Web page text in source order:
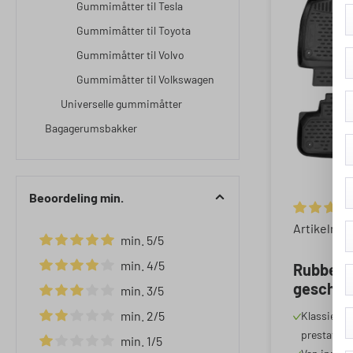
Gummimåtter til Tesla
Gummimåtter til Toyota
Gummimåtter til Volvo
Gummimåtter til Volkswagen
Universelle gummimåtter
Bagagerumsbakker
Beoordeling min.
Filter toevoegen: Minimale waardering van 5 van de 5
min. 5/5
Filter toevoegen: Minimale waardering van 4 van de 5
min. 4/5
Filter toevoegen: Minimale waardering van 3 van de 5
min. 3/5
Filter toevoegen: Minimale waardering van 2 van de 5
min. 2/5
min. 1/5
geschikt
05/
Klassieker